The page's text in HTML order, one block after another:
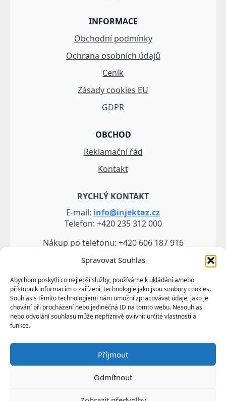
Spravovat Souhlas
Abychom poskytli co nejlepší služby, používáme k ukládání a/nebo
přístupu k informacím o zařízení, technologie jako jsou soubory cookies.
Souhlas s těmito technologiemi nám umožní zpracovávat údaje, jako je
chování při procházení nebo jedinečná ID na tomto webu. Nesouhlas
nebo odvolání souhlasu může nepříznivě ovlivnit určité vlastnosti a
funkce.
Příjmout
Odmítnout
INFORMACE
Obchodní podmínky
Ochrana osobních údajů
Ceník
Zásady cookies EU
GDPR
OBCHOD
Reklamační řád
Kontakt
RYCHLÝ KONTAKT
E-mail: info@injektaz.cz
Telefon: +420 235 312 000
Nákup po telefonu: +420 606 187 916
Veškeré údaje, zejména texty a fotografie uvedené na
těchto webových stránkách jsou výtvorem a
vlastnictvím společnosti TRUMF sanace s.r.o.
představují její know-how a jako takové požívají